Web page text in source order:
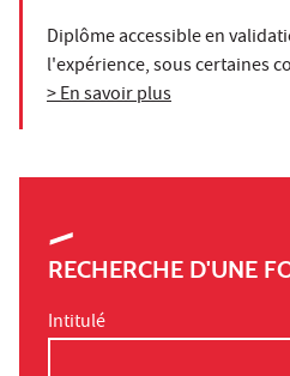
Diplôme accessible en
l'expérience, sous certaines
> En savoir plus
RECHERCHE D'UNE
Intitulé